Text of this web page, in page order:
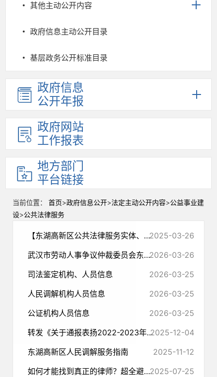
其他主动公开内容
政府信息主动公开目录
基层政务公开标准目录
政府信息
公开年报
政府网站
工作报表
地方部门
平台链接
当前位置： 首页>政府信息公开>法定主动公开内容>公益事业建
设>公共法律服务
【东湖高新区公共法律服务实体、热线、网络平台服务指南】2025-03-26
武汉市劳动人事争议仲裁委员会东湖办事处仲裁员名册（2025年度）2026-03-26
司法鉴定机构、人员信息
2026-03-25
人民调解机构人员信息
2026-03-25
公证机构人员信息
2026-03-25
转发《关于通报表扬2022-2023年度全国平安医院建设表现突出地区、集体和个人的通知》2025-12-04
东湖高新区人民调解服务指南
2025-11-12
如何才能找到真正的律师？超全避坑指南2025-07-25